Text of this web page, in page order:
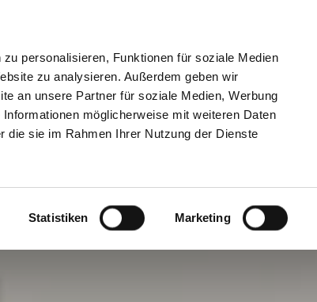
personalisieren, Funktionen für soziale Medien
zu analysieren. Außerdem geben wir
an unsere Partner für soziale Medien, Werbung
möglicherweise mit weiteren Daten
die sie im Rahmen Ihrer Nutzung der Dienste
Statistiken Marketing